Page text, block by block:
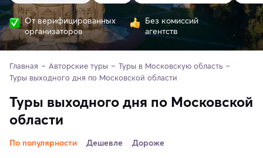
От верифицированных
организаторов
Без комиссий
агентств
Главная Авторские туры
Туры в Московскую область
Туры выходного дня по Московской области
Туры выходного дня по Московской
области
По популярности Дешевле Дороже